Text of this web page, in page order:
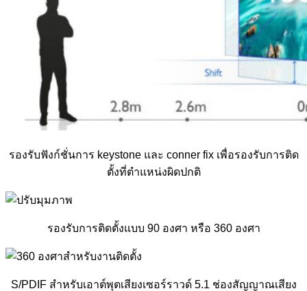
รองรับฟังก์ชั่นการ keystone และ conner fix เพื่อรองรับการติด
ตั้งที่ตำแหน่งผิดปกติ
รองรับการติดตั้งแบบ 90 องศา หรือ 360 องศา
S/PDIF สำหรับเอาต์พุตเสียงเซอร์ราวด์ 5.1 ช่องสัญญาณเสียง